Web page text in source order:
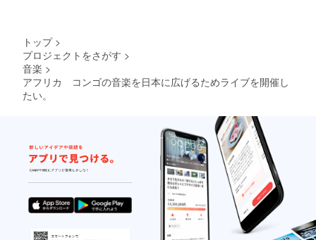
トップ >
プロジェクトをさがす >
音楽 >
アフリカ コンゴの音楽を日本に広げるためライブを開催し
たい。